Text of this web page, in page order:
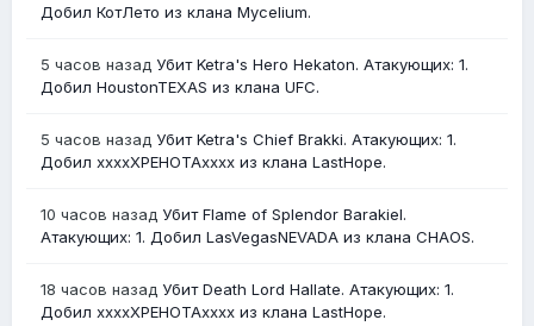
Добил КотЛето из клана Mycelium.
5 часов назад Убит Ketra's Hero Hekaton. Атакующих: 1.
Добил HoustonTEXAS из клана UFC.
5 часов назад Убит Ketra's Chief Brakki. Атакующих: 1.
Добил ххххХРЕНОТАхххх из клана LastHope.
10 часов назад Убит Flame of Splendor Barakiel.
Атакующих: 1. Добил LasVegasNEVADA из клана CHAOS.
18 часов назад Убит Death Lord Hallate. Атакующих: 1.
Добил ххххХРЕНОТАхххх из клана LastHope.